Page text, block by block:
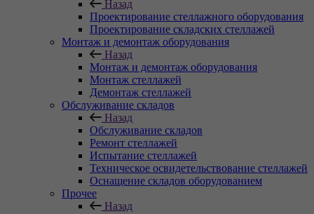
Назад
Проектирование стеллажного оборудования
Проектирование складских стеллажей
Монтаж и демонтаж оборудования
Назад
Монтаж и демонтаж оборудования
Монтаж стеллажей
Демонтаж стеллажей
Обслуживание складов
Назад
Обслуживание складов
Ремонт стеллажей
Испытание стеллажей
Техническое освидетельствование стеллажей
Оснащение складов оборудованием
Прочее
Назад